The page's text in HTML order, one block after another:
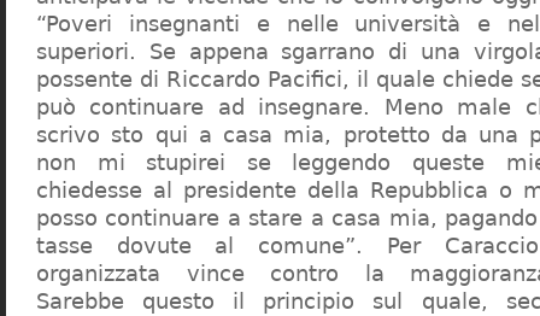
“Poveri insegnanti e nelle università e
superiori. Se appena sgarrano di una
possente di Riccardo Pacifici, il quale chiede
può continuare ad insegnare. Meno male
scrivo sto qui a casa mia, protetto da una
non mi stupirei se leggendo queste
chiedesse al presidente della Repubblica o
posso continuare a stare a casa mia,
tasse dovute al comune”. Per
organizzata vince contro la
Sarebbe questo il principio sul quale,